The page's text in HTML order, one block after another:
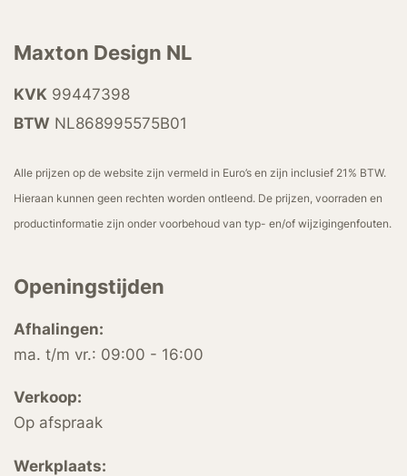
Maxton Design NL
KVK 99447398
BTW NL868995575B01
Alle prijzen op de website zijn vermeld in Euro’s en zijn inclusief 21% BTW.
Hieraan kunnen geen rechten worden ontleend. De prijzen, voorraden en
productinformatie zijn onder voorbehoud van typ- en/of wijzigingenfouten.
Openingstijden
Afhalingen:
ma. t/m vr.: 09:00 - 16:00
Verkoop:
Op afspraak
Werkplaats: